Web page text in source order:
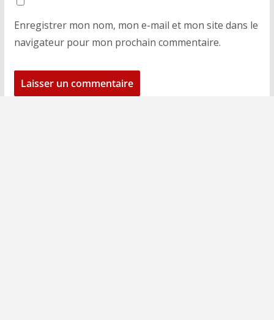
Enregistrer mon nom, mon e-mail et mon site dans le
navigateur pour mon prochain commentaire.